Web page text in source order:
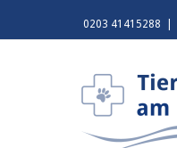
0203 41415288